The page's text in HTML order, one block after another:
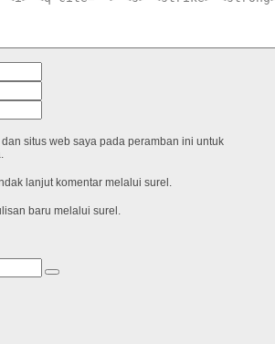
situs web saya pada peramban ini untuk
lanjut komentar melalui surel.
baru melalui surel.